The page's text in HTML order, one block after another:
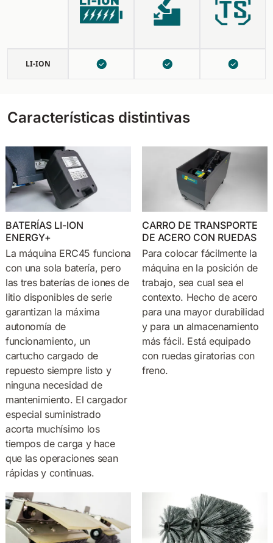
LI-ION
Características distintivas
BATERÍAS LI-ION
ENERGY+
La máquina ERC45 funciona
con una sola batería, pero
las tres baterías de iones de
litio disponibles de serie
garantizan la máxima
autonomía de
funcionamiento, un
cartucho cargado de
repuesto siempre listo y
ninguna necesidad de
mantenimiento. El cargador
especial suministrado
acorta muchísimo los
tiempos de carga y hace
que las operaciones sean
rápidas y continuas.
CARRO DE TRANSPORTE
DE ACERO CON RUEDAS
Para colocar fácilmente la
máquina en la posición de
trabajo, sea cual sea el
contexto. Hecho de acero
para una mayor durabilidad
y para un almacenamiento
más fácil. Está equipado
con ruedas giratorias con
freno.